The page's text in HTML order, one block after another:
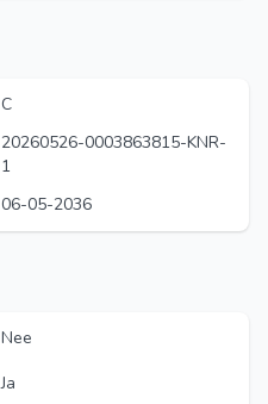
C
20260526-0003863815-KNR-
1
06-05-2036
Nee
Ja